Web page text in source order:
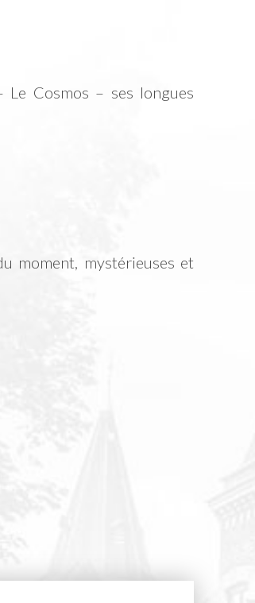
Cosmos – ses longues
moment, mystérieuses et